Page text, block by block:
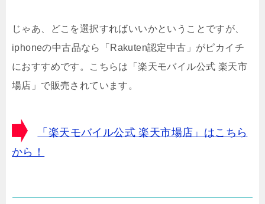
じゃあ、どこを選択すればいいかということですが、
iphoneの中古品なら「Rakuten認定中古」がピカイチ
におすすめです。こちらは「楽天モバイル公式 楽天市
場店」で販売されています。
「楽天モバイル公式 楽天市場店」はこちら
から！